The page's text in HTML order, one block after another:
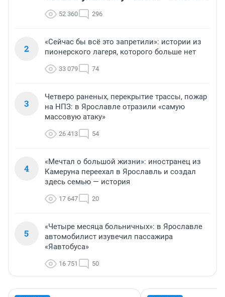
52 360 296
2
«Сейчас бы всё это запретили»: истории из
пионерского лагеря, которого больше нет
33 079 74
3
Четверо раненых, перекрытие трассы, пожар
на НПЗ: в Ярославле отразили «самую
массовую атаку»
26 413 54
4
«Мечтал о большой жизни»: иностранец из
Камеруна переехал в Ярославль и создал
здесь семью — история
17 647 20
5
«Четыре месяца больничных»: в Ярославле
автомобилист изувечил пассажира
«Яавтобуса»
16 751 50